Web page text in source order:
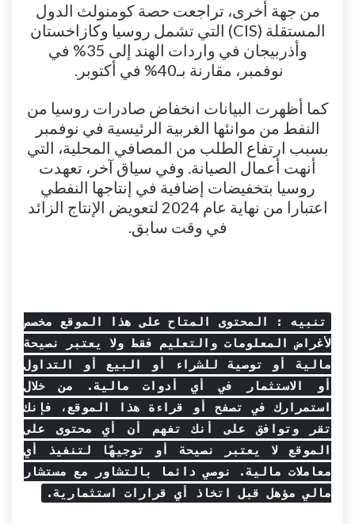
من جهة أخرى، تراجعت حصة كومنولث الدول
المستقلة (CIS) التي تشمل روسيا وكازاخستان
وأذربيجان في واردات الهند إلى 35% في
نوفمبر، مقارنة بـ40% في أكتوبر.
كما أظهرت البيانات انخفاض صادرات روسيا من
النفط من موانئها الغربية الرئيسية في نوفمبر
بسبب ارتفاع الطلب من المصافي المحلية، التي
أنهت أعمال الصيانة. وفي سياق آخر، تعهدت
روسيا بتخفيضات إضافية في إنتاجها النفطي
اعتبارا من نهاية عام 2024 لتعويض الإنتاج الزائد
في وقت سابق.
تنبيه : المحتوى المتاح على هذا الموقع مخصص
لأغراض المعلومات والتعليم فقط ولا يعتبر نصيحة
مالية أو توصية للشراء أو البيع أو التداول
أو الاستثمار في أي أدوات مالية. من خلال
استمرارك في تصفح أو قراءة هذا الموقع، فإنك
تقر وتوافق على أنك تفهم أن أي محتوى على
الموقع لا يعتبر نصيحة أو توجيهًا لتنفيذ أي
معاملات مالية. نوصي دائما بالتشاور مع مستشار
مالي مؤهل قبل اتخاذ أي قرارات استثمارية.